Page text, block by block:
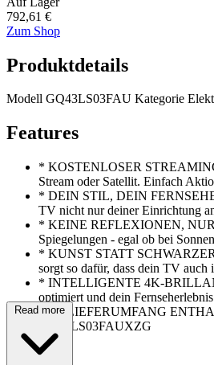
792,61 €
Zum Shop
Produktdetails
Modell GQ43LS03FAU Kategorie
Features
* KOSTENLOSER
Stream oder Satellit. Einfach
* DEIN STIL, DEIN
TV nicht nur deiner Einrichtung
* KEINE REFLEXIONEN, NUR
Spiegelungen - egal ob bei
* KUNST STATT SCHWARZER
sorgt so dafür, dass dein TV
* INTELLIGENTE 4K-
optimiert und dein
* IM LIEFERUMFANG
GQ43LS03FAUXZG
Read more